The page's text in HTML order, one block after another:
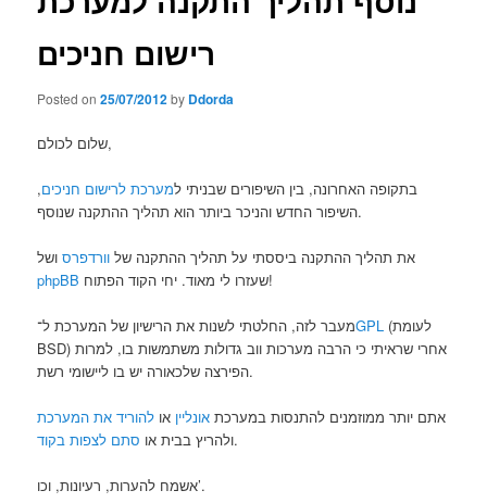
רישום חניכים
Posted on25/07/2012by Ddorda
שלום לכולם,
בתקופה האחרונה, בין השיפורים שבניתי למערכת לרישום חניכים,
השיפור החדש והניכר ביותר הוא תהליך ההתקנה שנוסף.
את תהליך ההתקנה ביססתי על תהליך ההתקנה של וורדפרסושל
phpBB
שעזרו לי מאוד. יחי הקוד הפתוח!
מעבר לזה, החלטתי לשנות את הרישיון של המערכת ל־GPL (לעומת
BSD) אחרי שראיתי כי הרבה מערכות ווב גדולות משתמשות בו, למרות
הפירצה שלכאורה יש בו ליישומי רשת.
אתם יותר ממוזמנים להתנסות במערכת אונליין או להוריד את המערכת
ולהריץ בבית או סתם לצפות בקוד .
אשמח להערות, רעיונות, וכו’.